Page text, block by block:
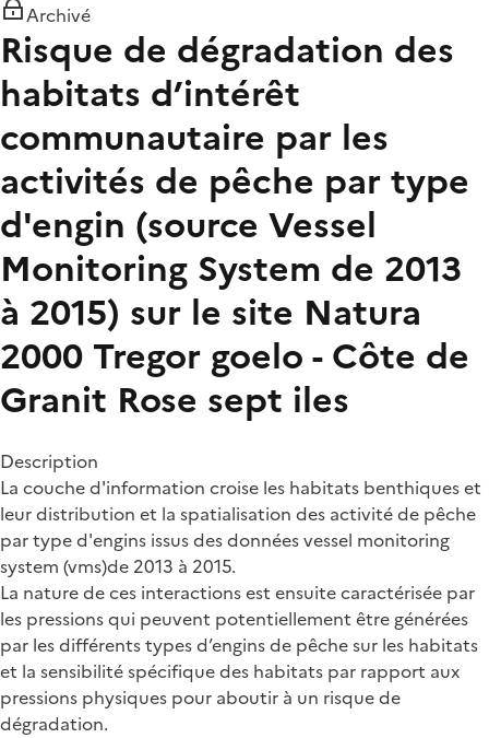
Archivé
Risque de dégradation des
habitats d’intérêt
communautaire par les
activités de pêche par type
d'engin (source Vessel
Monitoring System de 2013
à 2015) sur le site Natura
2000 Tregor goelo - Côte de
Granit Rose sept iles
Description
La couche d'information croise les habitats benthiques et
leur distribution et la spatialisation des activité de pêche
par type d'engins issus des données vessel monitoring
system (vms)de 2013 à 2015.
La nature de ces interactions est ensuite caractérisée par
les pressions qui peuvent potentiellement être générées
par les différents types d’engins de pêche sur les habitats
et la sensibilité spécifique des habitats par rapport aux
pressions physiques pour aboutir à un risque de
dégradation.